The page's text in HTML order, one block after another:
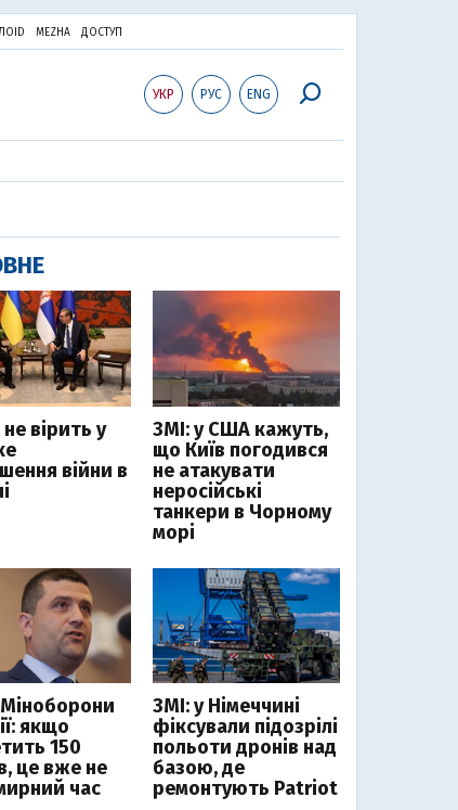
MEZHA ДОСТУП
УКР РУС ENG
вірить у
війни в
ЗМІ: у США кажуть,
що Київ погодився
не атакувати
неросійські
танкери в Чорному
морі
Міноборони
якщо
150
це вже не
час
ЗМІ: у Німеччині
фіксували підозрілі
польоти дронів над
базою, де
ремонтують Patriot